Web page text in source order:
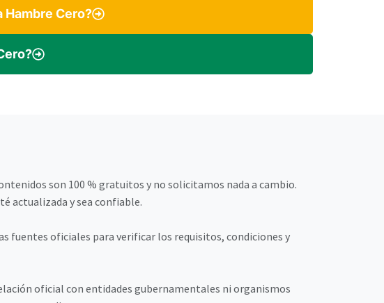
Cero?
son 100 % gratuitos y no solicitamos nada a cambio.
actualizada y sea confiable.
fuentes oficiales para verificar los requisitos, condiciones y
oficial con entidades gubernamentales ni organismos